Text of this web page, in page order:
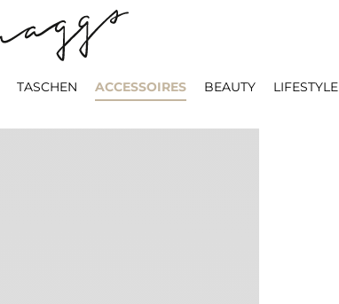
TASCHEN ACCESSOIRES BEAUTY LIFESTYLE